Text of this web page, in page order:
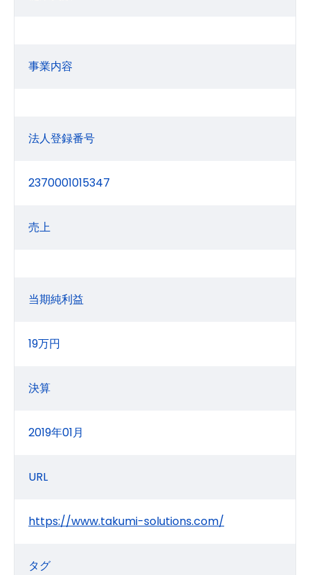
事業内容
法人登録番号
2370001015347
売上
当期純利益
19万円
決算
2019年01月
URL
https://www.takumi-solutions.com/
タグ